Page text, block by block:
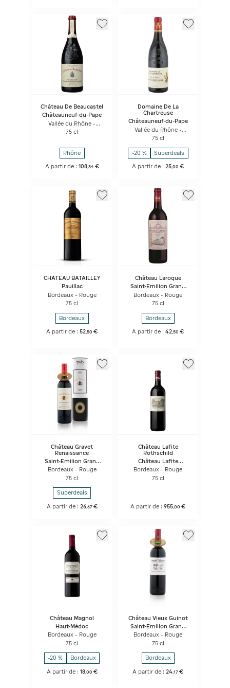
Château De Beaucastel
Châteauneuf-du-Pape
Vallée du Rhône -
Rouge
75 cl
Rhône
A partir de : 108,34 €
Domaine De La
Chartreuse
Châteauneuf-du-Pape
Vallée du Rhône -
Rouge
75 cl
-20 % Superdeals
A partir de :25,00 €
CHÂTEAU BATAILLEY
Pauillac
Bordeaux - Rouge
75 cl
Bordeaux
A partir de :52,50 €
Château Laroque
Saint-Emilion Grand
Bordeaux - Rouge
75 cl
Bordeaux
A partir de :42,50 €
Château Gravet
Renaissance
Saint-Emilion Grand
Cru - Coffret Cadeau
Bordeaux - Rouge
75 cl
Superdeals
A partir de : 26,67 €
Château Lafite
Rothschild
Château Lafite
Rothschild
Bordeaux - Rouge
75 cl
A partir de :955,00 €
Château Magnol
Haut-Médoc
Bordeaux - Rouge
75 cl
-20 % Bordeaux
A partir de : 18,00 €
Château Vieux Guinot
Saint-Emilion Grand
Cru - La Petite Chapelle
Bordeaux - Rouge
75 cl
Bordeaux
A partir de :24,17 €